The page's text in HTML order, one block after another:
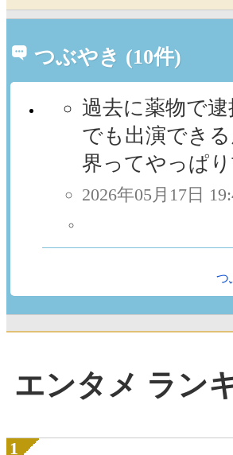
つぶやき (10件)
過去に薬物で
でも出演でき
界ってやっぱり
2026年05月17日
つ
エンタメ ラン